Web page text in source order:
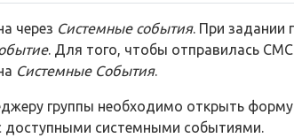
через Системные события. При задании
. Для того, чтобы отправилась
Системные События.
группы необходимо открыть форму
доступными системными событиями.